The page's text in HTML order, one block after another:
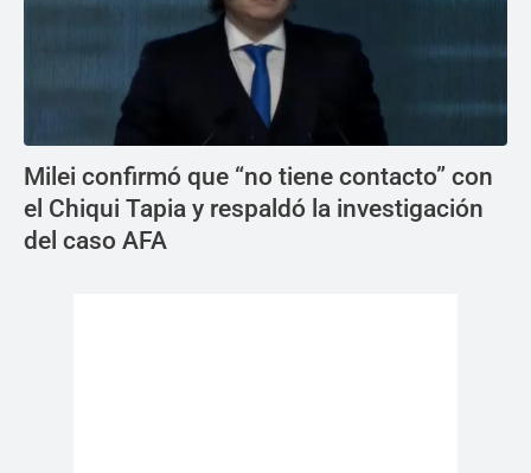
Milei confirmó que “no tiene contacto” con
el Chiqui Tapia y respaldó la investigación
del caso AFA